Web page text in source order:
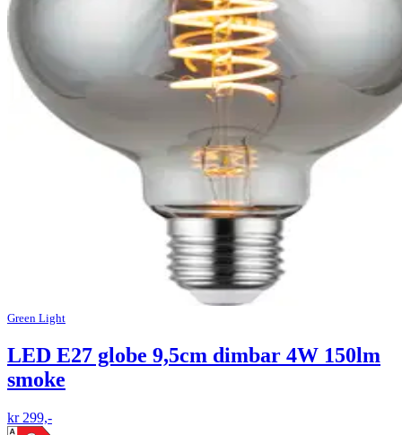
Green Light
LED E27 globe 9,5cm dimbar 4W 150lm
smoke
kr 299,-